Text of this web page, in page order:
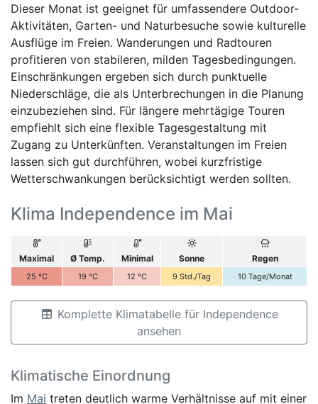
Dieser Monat ist geeignet für umfassendere Outdoor-
Aktivitäten, Garten- und Naturbesuche sowie kulturelle
Ausflüge im Freien. Wanderungen und Radtouren
profitieren von stabileren, milden Tagesbedingungen.
Einschränkungen ergeben sich durch punktuelle
Niederschläge, die als Unterbrechungen in die Planung
einzubeziehen sind. Für längere mehrtägige Touren
empfiehlt sich eine flexible Tagesgestaltung mit
Zugang zu Unterkünften. Veranstaltungen im Freien
lassen sich gut durchführen, wobei kurzfristige
Wetterschwankungen berücksichtigt werden sollten.
Klima Independence im Mai
Maximal Ø Temp. Minimal Sonne Regen
25 °C 19 °C 12 °C 9 Std./Tag 10 Tage/Monat
Komplette Klimatabelle für Independence
ansehen
Klimatische Einordnung
Im Mai treten deutlich warme Verhältnisse auf mit einer